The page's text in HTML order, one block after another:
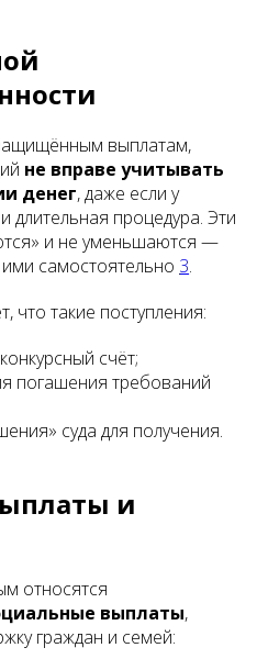
выплатам,
не вправе учитывать
денег, даже если у
длительная процедура. Эти
и не уменьшаются —
самостоятельно 3.
что такие поступления:
счёт;
погашения требований
суда для получения.
и
относятся
выплаты,
граждан и семей: